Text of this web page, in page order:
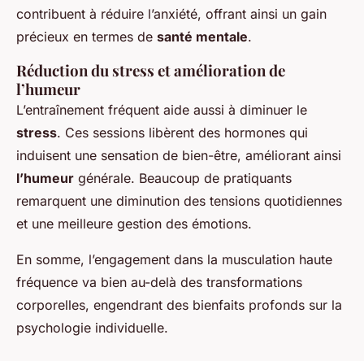
contribuent à réduire l’anxiété, offrant ainsi un gain
précieux en termes de santé mentale.
Réduction du stress et amélioration de
l’humeur
L’entraînement fréquent aide aussi à diminuer le
stress. Ces sessions libèrent des hormones qui
induisent une sensation de bien-être, améliorant ainsi
l’humeur générale. Beaucoup de pratiquants
remarquent une diminution des tensions quotidiennes
et une meilleure gestion des émotions.
En somme, l’engagement dans la musculation haute
fréquence va bien au-delà des transformations
corporelles, engendrant des bienfaits profonds sur la
psychologie individuelle.